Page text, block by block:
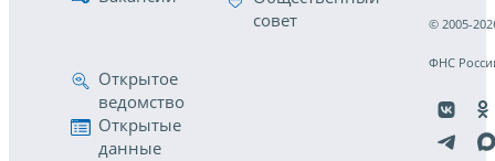
совет
Открытое
ведомство
Открытые
данные
© 2005-
ФНС